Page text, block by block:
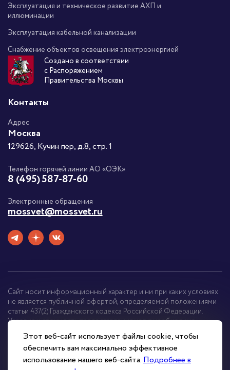
Эксплуатация и техническое развитие АХП и
иллюминации
Эксплуатация кабельной канализации
Снабжение объектов освещения электроэнергией
Создано в соответствии
с Распоряжением
Правительства Москвы
Контакты
Адрес
Москва
129626, Кучин пер, д.8, стр. 1
Телефон горячей линии АО «ОЭК»
8 (495) 587-87-60
Электронные обращения
mossvet@mossvet.ru
Сайт носит информационный характер и ни при каких условиях
не является публичной офертой, определяемой положениями
статьи 437(2) Гражданского кодекса Российской Федерации.
Условия и стоимость предоставления услуг необходимо
уточнять у менеджера.
Этот веб-сайт использует файлы cookie, чтобы
обеспечить вам максимально эффективное
использование нашего веб-сайта.Подробнее в